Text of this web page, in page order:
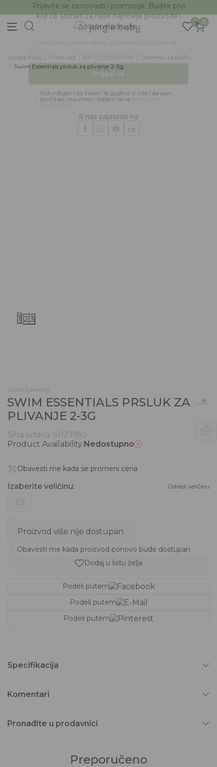
BESPLATNA ISPORUKA Paketa preko 4.000 RSD
0 0
Jungle Baby Proizvodi NA OTVORENOM
Oprema za plažu
Swim Essentials prsluk za plivanje 2-3g
1 2 3
Swim Essential
SWIM ESSENTIALS PRSLUK ZA
PLIVANJE 2-3G
Šifra artikla: 51127180
Product Availability:Nedostupno
Obavesti me kada se promeni cena
Izaberite veličinu: Odredi veličinu
2-3
Proizvod više nije dostupan
Obavesti me kada proizvod ponovo bude dostupan
Dodaj u listu želja
Podeli putem
Podeli putem
Podeli putem
Specifikacija
Komentari
Pronađite u prodavnici
Preporučeno
Prijava na newsletter
Prijavite se za novosti i promocije. Budite prvi
koji će saznati za naše najnovije proizvode i
Unesite Vašu e‑mail adresu da biste se prijavili na newsletter.
Prijavi se
Potvrđujem da imam 18 godina ili više i da sam
pročitao, razumeo i slažem se sapolitikom
ili nas zapratite na